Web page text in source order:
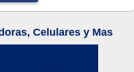
Celulares y Mas